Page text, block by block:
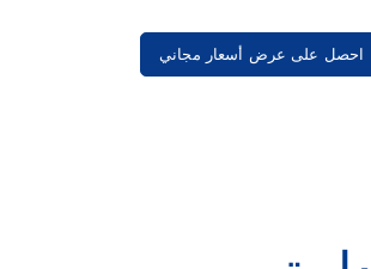
احصل على عرض أسعار مجاني